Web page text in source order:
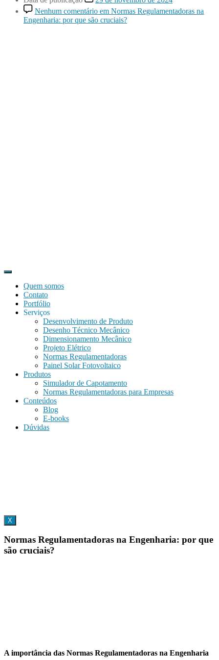
Nenhum comentário em Normas Regulamentadoras na
Engenharia: por que são cruciais?
Quem somos
Contato
Portfólio
Serviços
Desenvolvimento de Produto
Desenho Técnico Mecânico
Dimensionamento Mecânico
Projeto Elétrico
Normas Regulamentadoras
Painel Solar Fotovoltaico
Produtos
Simulador de Capotamento
Normas Regulamentadoras para Empresas
Conteúdos
Blog
E-books
Dúvidas
X
Normas Regulamentadoras na Engenharia: por que
são cruciais?
A importância das Normas Regulamentadoras na Engenharia